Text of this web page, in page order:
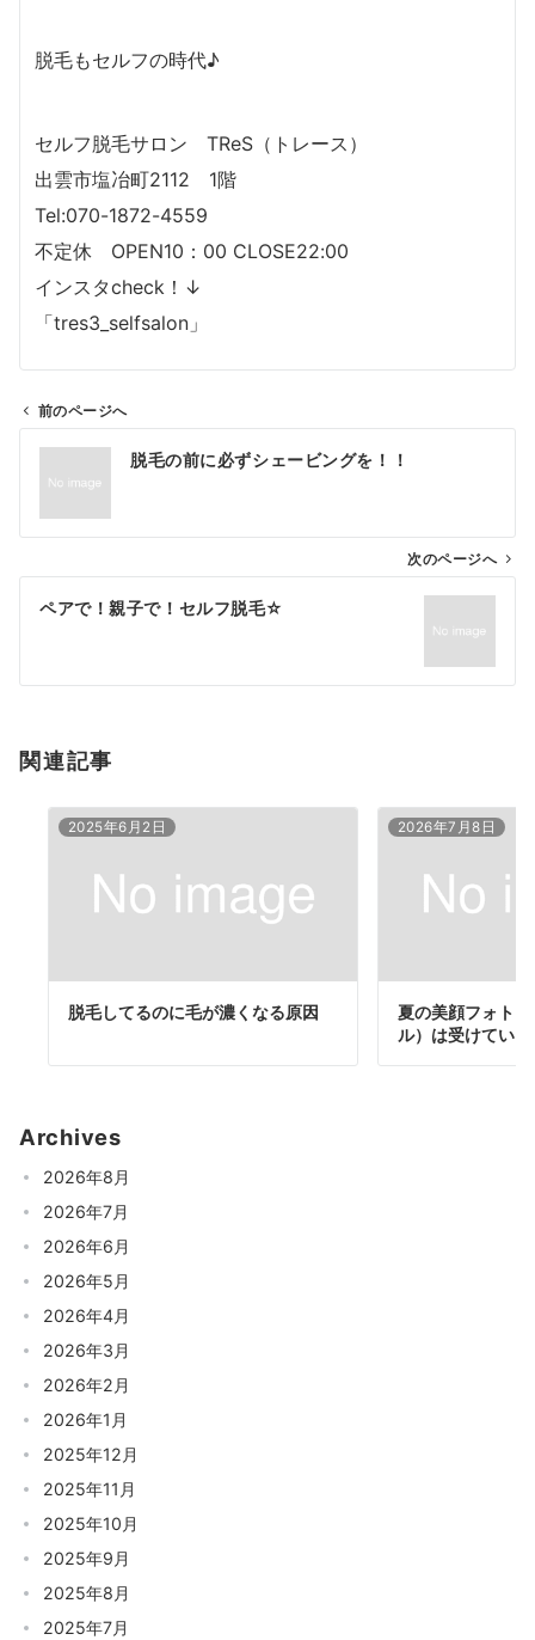
脱毛もセルフの時代♪
セルフ脱毛サロン TReS（トレース）
出雲市塩冶町2112 1階
Tel:070-1872-4559
不定休 OPEN10：00 CLOSE22:00
インスタcheck！↓
「tres3_selfsalon」
ビ
ン
前のページへ
脱毛の前に必ずシェービングを！！
次のページへ
ペアで！親子で！セルフ脱毛☆
関連記事
2025年6月2日
脱毛してるのに毛が濃くなる原因
2026年7月8日
夏の美顔フォト
ル）は受けていい
Archives
2026年8月
2026年7月
2026年6月
2026年5月
2026年4月
2026年3月
2026年2月
2026年1月
2025年12月
2025年11月
2025年10月
2025年9月
2025年8月
2025年7月